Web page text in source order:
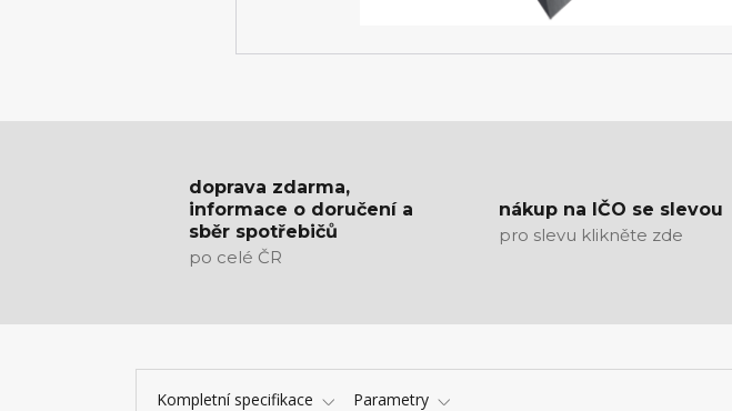
doprava zdarma,
informace o doručení a
sběr spotřebičů
po celé ČR
nákup na IČO se slevou
pro slevu klikněte zde
Kompletní specifikace Parametry